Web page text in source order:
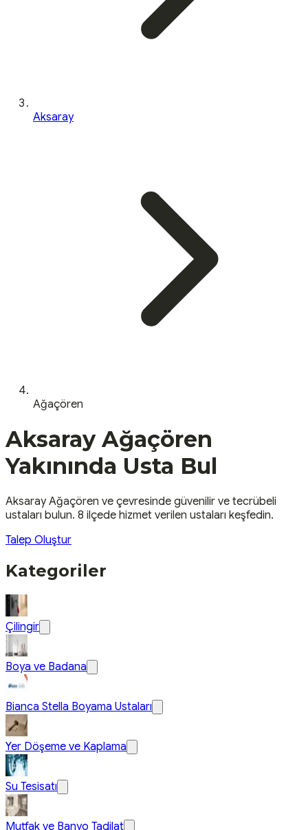
Aksaray
Ağaçören
Aksaray Ağaçören
Yakınında Usta Bul
Aksaray Ağaçören ve çevresinde güvenilir ve tecrübeli
ustaları bulun. 8 ilçede hizmet verilen ustaları keşfedin.
Talep Oluştur
Kategoriler
Çilingir
Boya ve Badana
Bianca Stella Boyama Ustaları
Yer Döşeme ve Kaplama
Su Tesisatı
Mutfak ve Banyo Tadilat